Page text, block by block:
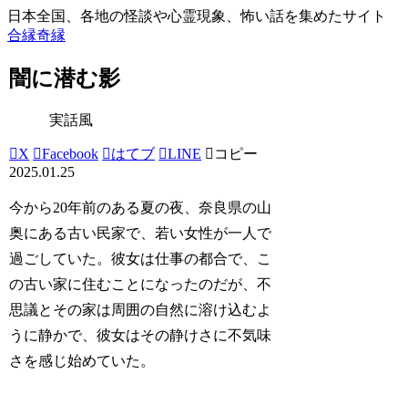
日本全国、各地の怪談や心霊現象、怖い話を集めたサイト
合縁奇縁
闇に潜む影
実話風
X Facebook はてブ LINE
コピー
2025.01.25
今から20年前のある夏の夜、奈良県の山
奥にある古い民家で、若い女性が一人で
過ごしていた。彼女は仕事の都合で、こ
の古い家に住むことになったのだが、不
思議とその家は周囲の自然に溶け込むよ
うに静かで、彼女はその静けさに不気味
さを感じ始めていた。